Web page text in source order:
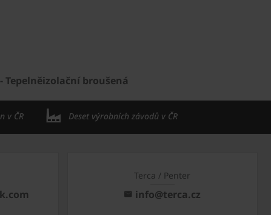
Tepelněizolační broušená
v ČR Deset výrobních závodů v ČR
Terca / Penter
info@terca.cz